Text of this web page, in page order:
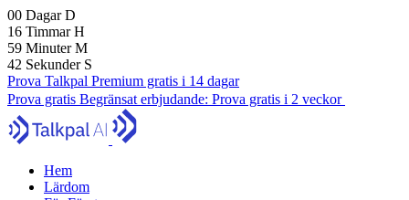
00 DagarD
16 TimmarH
59 MinuterM
41 Sekunder S
Prova Talkpal Premium gratis i 14 dagar
Prova gratis Begränsat erbjudande: Prova gratis i 2 veckor
Hem
Lärdom